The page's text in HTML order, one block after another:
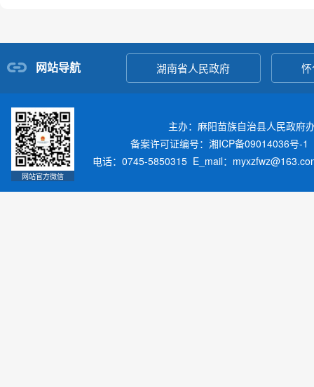
网站导航 湖南省人民政府
网站官方微信
主办：麻阳苗族自治县人民政
备案许可证编号：湘ICP备09014036号-1
电话：0745-5850315 E_mail：